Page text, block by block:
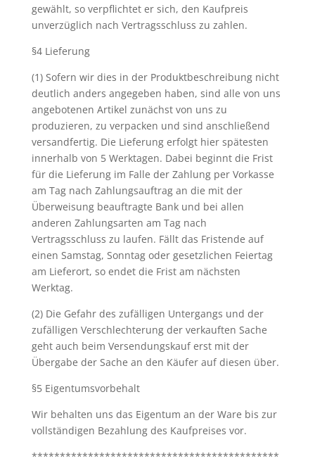
gewählt, so verpflichtet er sich, den Kaufpreis
unverzüglich nach Vertragsschluss zu zahlen.
§4 Lieferung
(1) Sofern wir dies in der Produktbeschreibung nicht
deutlich anders angegeben haben, sind alle von uns
angebotenen Artikel zunächst von uns zu
produzieren, zu verpacken und sind anschließend
versandfertig. Die Lieferung erfolgt hier spätesten
innerhalb von 5 Werktagen. Dabei beginnt die Frist
für die Lieferung im Falle der Zahlung per Vorkasse
am Tag nach Zahlungsauftrag an die mit der
Überweisung beauftragte Bank und bei allen
anderen Zahlungsarten am Tag nach
Vertragsschluss zu laufen. Fällt das Fristende auf
einen Samstag, Sonntag oder gesetzlichen Feiertag
am Lieferort, so endet die Frist am nächsten
Werktag.
(2) Die Gefahr des zufälligen Untergangs und der
zufälligen Verschlechterung der verkauften Sache
geht auch beim Versendungskauf erst mit der
Übergabe der Sache an den Käufer auf diesen über.
§5 Eigentumsvorbehalt
Wir behalten uns das Eigentum an der Ware bis zur
vollständigen Bezahlung des Kaufpreises vor.
********************************************